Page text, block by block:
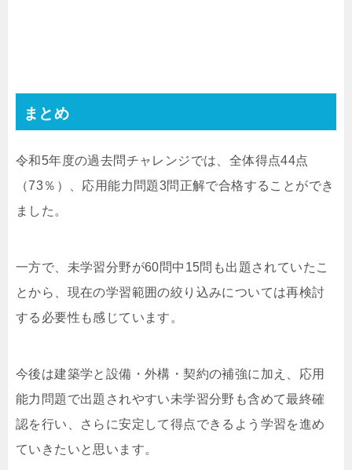
まとめ
令和5年度の過去問チャレンジでは、全体得点44点
（73％）、応用能力問題3問正解で合格することができ
ました。
一方で、未学習分野が60問中15問も出題されていたこ
とから、現在の学習範囲の絞り込みについては再検討
する必要性も感じています。
今後は建築学と設備・外構・契約の補強に加え、応用
能力問題で出題されやすい未学習分野も含めて最終確
認を行い、さらに安定して得点できるよう学習を進め
ていきたいと思います。